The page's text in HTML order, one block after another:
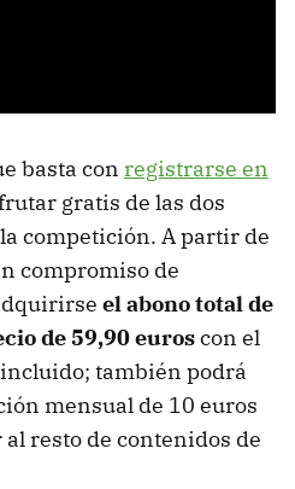
basta con registrarse en
gratis de las dos
competición. A partir de
compromiso de
el abono total de
de 59,90 euroscon el
también podrá
mensual de 10 euros
resto de contenidos de